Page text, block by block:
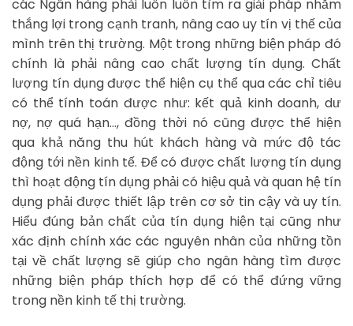
các Ngân hàng phải luôn luôn tìm ra giải pháp nhằm
thắng lợi trong cạnh tranh, nâng cao uy tín vị thế của
mình trên thị trường. Một trong những biện pháp đó
chính là phải nâng cao chất lượng tín dụng. Chất
lượng tín dụng được thể hiện cụ thể qua các chỉ tiêu
có thể tính toán được như: kết quả kinh doanh, dư
nợ, nợ quá hạn…, đồng thời nó cũng được thể hiện
qua khả năng thu hút khách hàng và mức độ tác
động tới nền kinh tế. Để có được chất lượng tín dụng
thì hoạt động tín dụng phải có hiệu quả và quan hệ tín
dụng phải được thiết lập trên cơ sở tin cậy và uy tín.
Hiểu đúng bản chất của tín dụng hiện tại cũng như
xác định chính xác các nguyên nhân của những tồn
tại về chất lượng sẽ giúp cho ngân hàng tìm được
những biện pháp thích hợp để có thể đứng vững
trong nền kinh tế thị trường.